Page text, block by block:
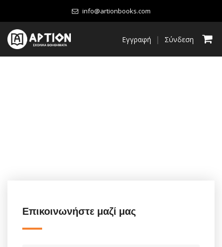
info@artionbooks.com
Εγγραφή | Σύνδεση
Επικοινωνήστε μαζί μας